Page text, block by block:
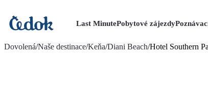
Last MinutePobytové zájezdy
Dovolená/Naše destinace/Keňa/Diani Beach/Hotel Southern